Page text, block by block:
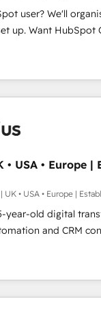
services,
sectors. Offices in
AI visibility coverage
Claude, Perplexity,
Impact Award -
HubSpot
user? We'll
Onboarding?
your CRM &
• CRM migration:
us... • Boutique
Marketing Hub,
(CMS) • ISO/IEC
now... ISO 42001:
governance
42001 - helping you
• USA • Europe |
UK • USA • Europe |
year-old digital
and CRM
and enterprise
return from digital
are causing